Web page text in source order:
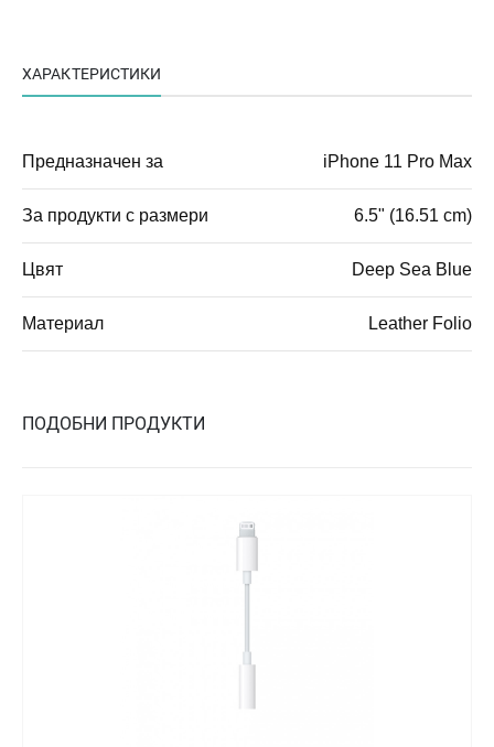
ХАРАКТЕРИСТИКИ
Предназначен за iPhone 11 Pro Max
За продукти с размери 6.5" (16.51 cm)
Цвят Deep Sea Blue
Материал Leather Folio
ПОДОБНИ ПРОДУКТИ